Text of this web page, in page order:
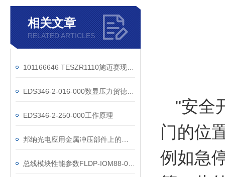
相关文章
RELATED ARTICLES
EDS346-2-250-000工作原理
"安全
门的位
例如急